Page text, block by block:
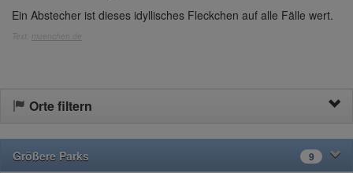
Ein Abstecher ist dieses idyllisches Fleckchen auf alle Fälle wert.
Text: muenchen.de
Orte filtern
Größere Parks 9